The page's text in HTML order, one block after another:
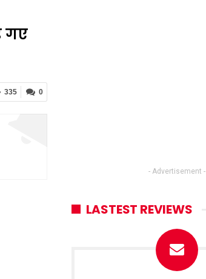
गए
0
335
- Advertisement -
LASTEST REVIEWS